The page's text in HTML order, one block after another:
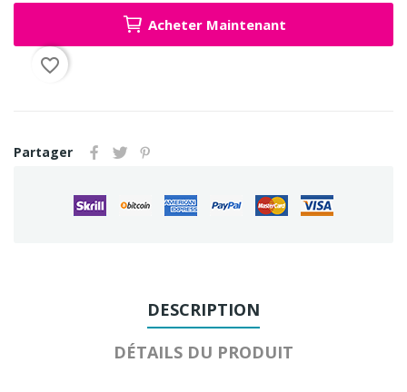
Acheter Maintenant
favorite_border
Partager
DESCRIPTION
DÉTAILS DU PRODUIT